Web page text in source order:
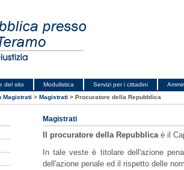
del sito Modulistica Servizi per i cittadini
Magistrati > Magistrati > Procuratore della Repubblica
Magistrati
Il procuratore della Repubblicaè il
In tale veste è titolare dell'azione
dell'azione penale ed il rispetto delle